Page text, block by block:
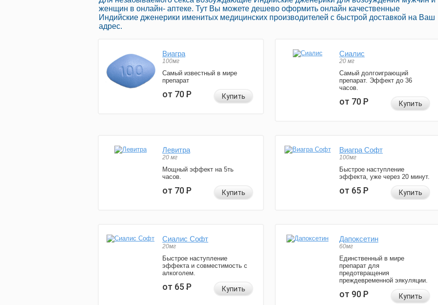
женщин в онлайн- аптеке. Тут Вы можете дешево оформить онлайн качественные
Индийские дженерики именитых медицинских производителей с быстрой доставкой на Ваш
адрес.
Виагра
100мг
Самый известный в мире
препарат
от 70Р Купить
Сиалис
20 мг
Самый долгоиграющий
препарат. Эффект до 36
часов.
от 70Р Купить
Левитра
20 мг
Мощный эффект на 5ть
часов.
от 70Р Купить
Виагра Софт
100мг
Быстрое наступление
эффекта, уже через 20 минут.
от 65Р Купить
Сиалис Софт
20мг
Быстрое наступление
эффекта и совместимость с
алкоголем.
от 65Р Купить
Дапоксетин
60мг
Единственный в мире
препарат для
предотвращения
преждевременной эякуляции.
от 90Р Купить